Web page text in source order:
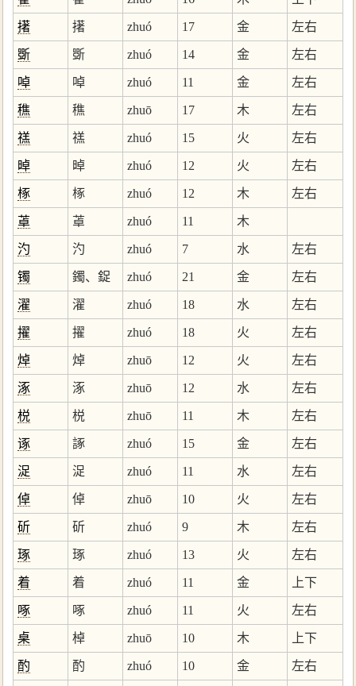
擆 擆 zhuó 17 金 左右
斲 斲 zhuó 14 金 左右
啅 啅 zhuó 11 金 左右
穛 穛 zhuō 17 木 左右
禚 禚 zhuó 15 火 左右
晫 晫 zhuó 12 火 左右
椓 椓 zhuó 12 木 左右
䓬 䓬 zhuó 11 木
汋 汋 zhuó 7 水 左右
镯 鐲、鋜 zhuó 21 金 左右
濯 濯 zhuó 18 水 左右
擢 擢 zhuó 18 火 左右
焯 焯 zhuō 12 火 左右
涿 涿 zhuō 12 水 左右
棁 棁 zhuō 11 木 左右
诼 諑 zhuó 15 金 左右
浞 浞 zhuó 11 水 左右
倬 倬 zhuō 10 火 左右
斫 斫 zhuó 9 木 左右
琢 琢 zhuó 13 火 左右
着 着 zhuó 11 金 上下
啄 啄 zhuó 11 火 左右
桌 棹 zhuō 10 木 上下
酌 酌 zhuó 10 金 左右